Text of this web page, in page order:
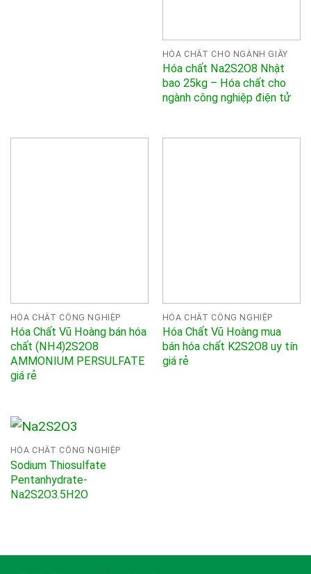
HÓA CHẤT CHO NGÀNH GIẤY
Hóa chất Na2S2O8 Nhật
bao 25kg – Hóa chất cho
ngành công nghiệp điện tử
HÓA CHẤT CÔNG NGHIỆP
Hóa Chất Vũ Hoàng bán hóa
chất (NH4)2S2O8
AMMONIUM PERSULFATE
giá rẻ
HÓA CHẤT CÔNG NGHIỆP
Hóa Chất Vũ Hoàng mua
bán hóa chất K2S2O8 uy tín
giá rẻ
HÓA CHẤT CÔNG NGHIỆP
Sodium Thiosulfate
Pentanhydrate-
Na2S2O3.5H2O